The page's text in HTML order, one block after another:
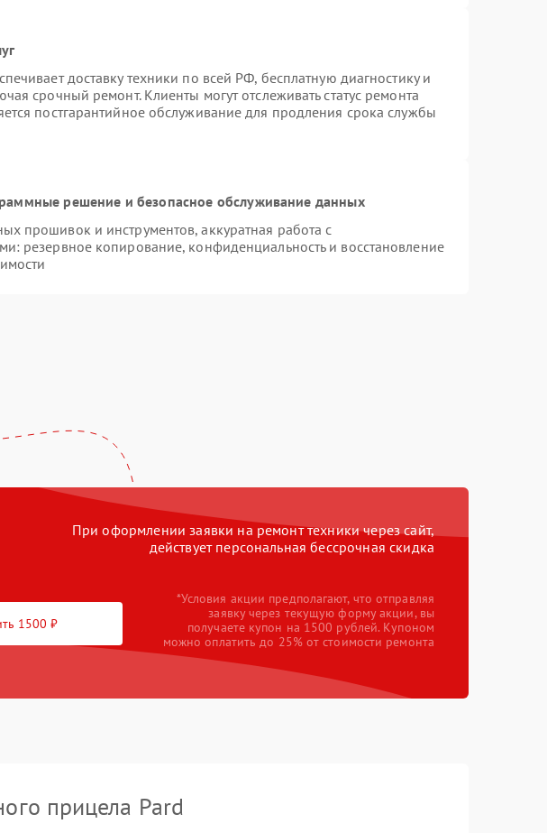
доставку техники по всей РФ, бесплатную диагностику и
срочный ремонт. Клиенты могут отслеживать статус ремонта
постгарантийное обслуживание для продления срока службы
решение и безопасное обслуживание данных
прошивок и инструментов, аккуратная работа с
резервное копирование, конфиденциальность и восстановление
При оформлении заявки на ремонт техники через сайт,
действует персональная бессрочная скидка
1500 ₽
*Условия акции предполагают, что отправляя
заявку через текущую форму акции, вы
получаете купон на 1500 рублей. Купоном
можно оплатить до 25% от стоимости ремонта
прицела Pard